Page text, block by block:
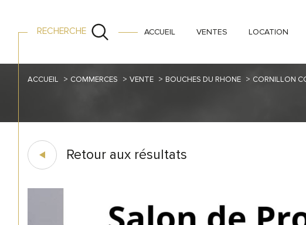
ACCUEIL VENTES LOCATION
RECHERCHE
ACCUEIL COMMERCES VENTE BOUCHES DU RHONE CORNILLON
Retour aux résultats